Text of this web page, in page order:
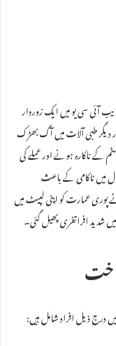
آئی سی یو میں ایک زوردار
دیگر طبی آلات میں آگ بھڑک
کے ناکارہ ہونے اور عملے کی
ناکامی کے باعث
عمارت کو اپنی لپیٹ میں
افراتفری پھیل گئی۔
درج ذیل افراد شامل ہیں: